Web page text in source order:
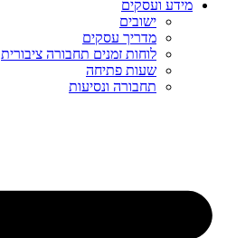
מידע ועסקים
ישובים
מדריך עסקים
לוחות זמנים תחבורה ציבורית
שעות פתיחה
תחבורה ונסיעות